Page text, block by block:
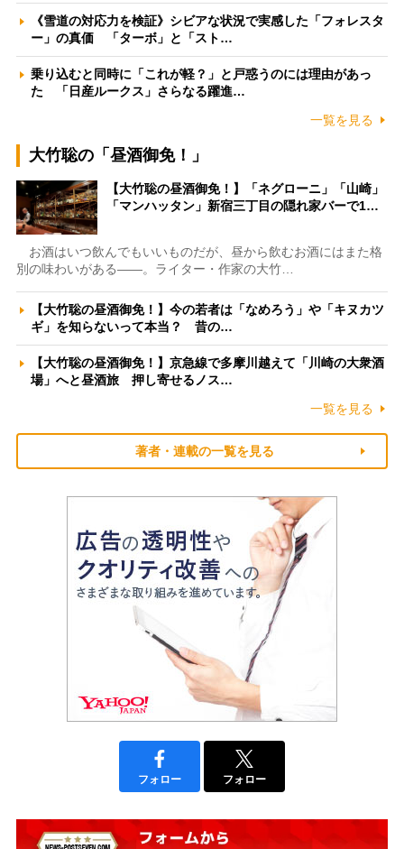
《雪道の対応力を検証》シビアな状況で実感した「フォレスタ
ー」の真価 「ターボ」と「スト…
乗り込むと同時に「これが軽？」と戸惑うのには理由があっ
た 「日産ルークス」さらなる躍進…
一覧を見る
大竹聡の「昼酒御免！」
【大竹聡の昼酒御免！】「ネグローニ」「山崎」
「マンハッタン」新宿三丁目の隠れ家バーで1…
お酒はいつ飲んでもいいものだが、昼から飲むお酒にはまた格
別の味わいがある――。ライター・作家の大竹…
【大竹聡の昼酒御免！】今の若者は「なめろう」や「キヌカツ
ギ」を知らないって本当？ 昔の…
【大竹聡の昼酒御免！】京急線で多摩川越えて「川崎の大衆酒
場」へと昼酒旅 押し寄せるノス…
一覧を見る
著者・連載の一覧を見る
フォロー フォロー